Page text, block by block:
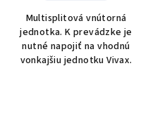
Multisplitová vnútorná
jednotka. K prevádzke je
nutné napojiť na vhodnú
vonkajšiu jednotku Vivax.